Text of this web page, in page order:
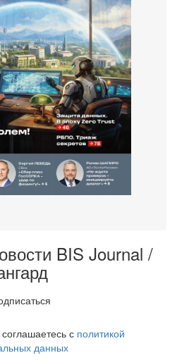
BIS Journal /
с политикой
данных